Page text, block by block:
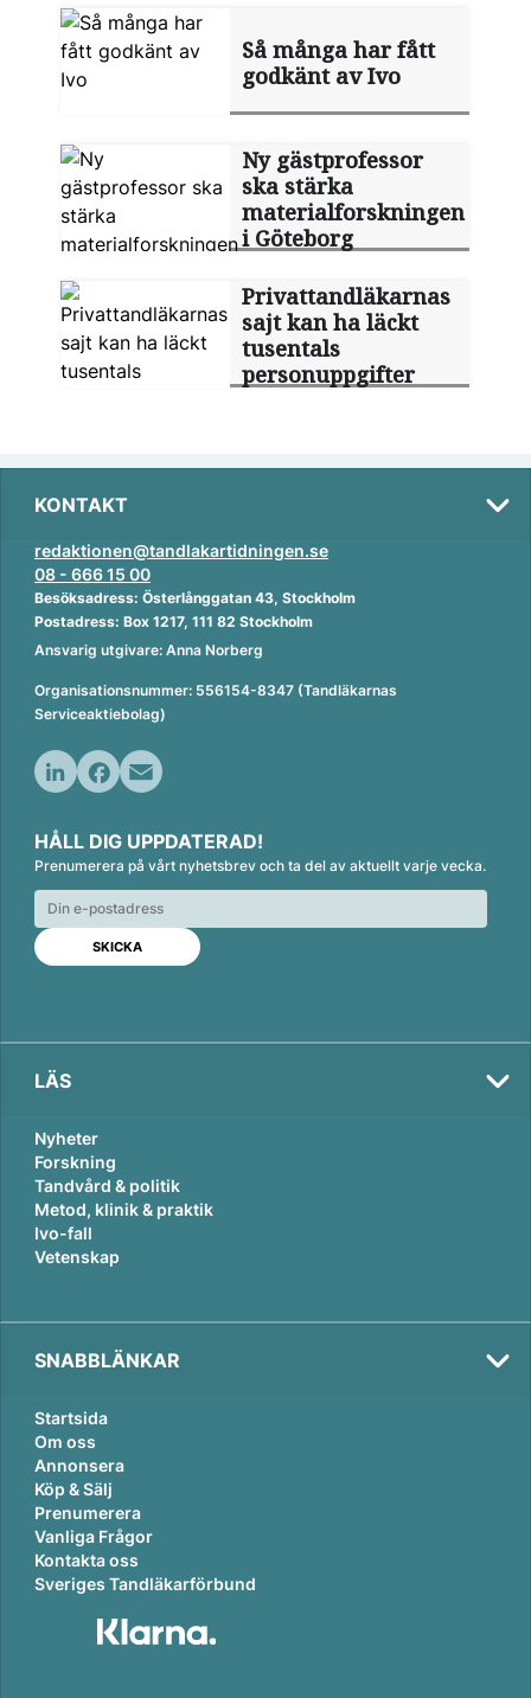
Så många har fått
godkänt av Ivo
Ny gästprofessor
ska stärka
materialforskningen
i Göteborg
Privattandläkarnas
sajt kan ha läckt
tusentals
personuppgifter
KONTAKT
redaktionen@tandlakartidningen.se
08 - 666 15 00
Besöksadress: Österlånggatan 43, Stockholm
Postadress: Box 1217, 111 82 Stockholm
Ansvarig utgivare: Anna Norberg
Organisationsnummer: 556154-8347 (Tandläkarnas
Serviceaktiebolag)
n
k
e
d
n
c
e
b
o
o
k
a
i
l
HÅLL DIG UPPDATERAD!
Prenumerera på vårt nyhetsbrev och ta del av aktuellt varje vecka.
LÄS
Nyheter
Forskning
Tandvård & politik
Metod, klinik & praktik
Ivo-fall
Vetenskap
SNABBLÄNKAR
Startsida
Om oss
Annonsera
Köp & Sälj
Prenumerera
Vanliga Frågor
Kontakta oss
Sveriges Tandläkarförbund